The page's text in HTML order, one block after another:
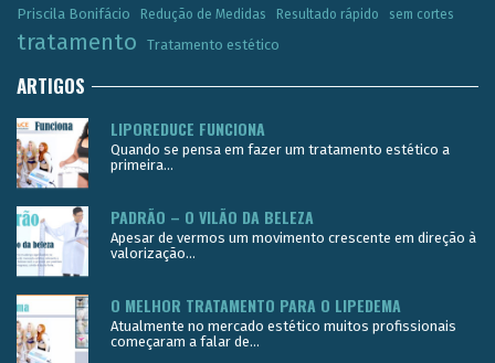
Priscila Bonifácio
Redução de Medidas Resultado rápido sem cortes
tratamento Tratamento estético
ARTIGOS
LIPOREDUCE FUNCIONA
Quando se pensa em fazer um tratamento estético a
primeira...
PADRÃO – O VILÃO DA BELEZA
Apesar de vermos um movimento crescente em direção à
valorização...
O MELHOR TRATAMENTO PARA O LIPEDEMA
Atualmente no mercado estético muitos profissionais
começaram a falar de...